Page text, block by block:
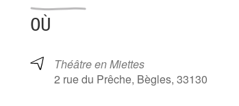
OÙ
Théâtre en Miettes
2 rue du Prêche, Bègles, 33130